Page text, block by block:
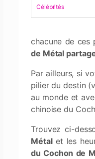
Célébrités
chacune de ces
de Métal
Par ailleurs, si
pilier du destin
au monde et
chinoise du
Trouvez ci-
Métalet les
du Cochon de